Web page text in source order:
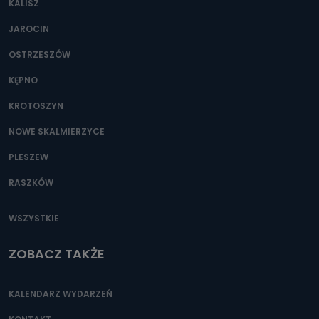
Można to zrobić pod numerem telefonu 62 735-51-05 lub
KALISZ
JAROCIN
OSTRZESZÓW
KĘPNO
KROTOSZYN
NOWE SKALMIERZYCE
PLESZEW
RASZKÓW
WSZYSTKIE
ZOBACZ TAKŻE
KALENDARZ WYDARZEŃ